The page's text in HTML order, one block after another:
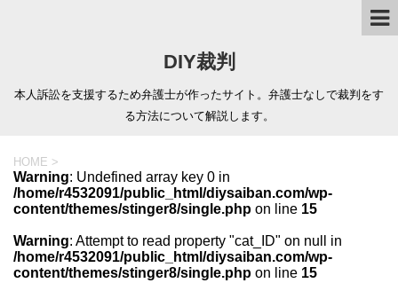
DIY裁判
本人訴訟を支援するため弁護士が作ったサイト。弁護士なしで裁判をす
る方法について解説します。
HOME >
Warning: Undefined array key 0 in
/home/r4532091/public_html/diysaiban.com/wp-
content/themes/stinger8/single.php on line 15
Warning: Attempt to read property "cat_ID" on null in
/home/r4532091/public_html/diysaiban.com/wp-
content/themes/stinger8/single.php on line 15